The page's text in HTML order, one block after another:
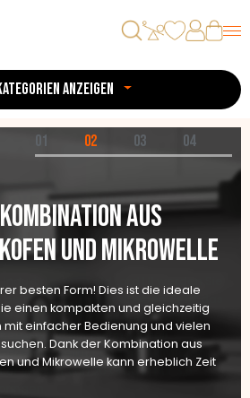
ANZEIGEN
01 02 03 04
dynamischste
dem Markt
Kochen mehr erleben. Es ist das
auf dem Markt mit hoher Leistung
So wird Ihr Essen schnell
mehr Zeit für andere Aktivitäten.
Wasser von 20 Grad in nur 3,5
aus
und Mikrowelle
besten Form! Dies ist die ideale
einen kompakten und gleichzeitig
mit einfacher Bedienung und vielen
Dank der Kombination aus
und Mikrowelle kann erheblich Zeit